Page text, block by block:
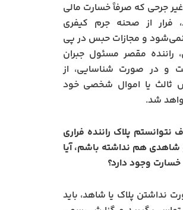
جرحی که صرفاً خسارت مالی
فرار از صحنه جرم کیفری
و مجازات حبس در پی
راننده مقصر مسئول جبران
و در صورت شناسایی، از
یا اموال شخصی خود
شد.
نتوانستم پلاک راننده فراری
شاهدی هم نداشته باشم، آیا
وجود دارد؟
نداشتن پلاک یا شاهد، باید